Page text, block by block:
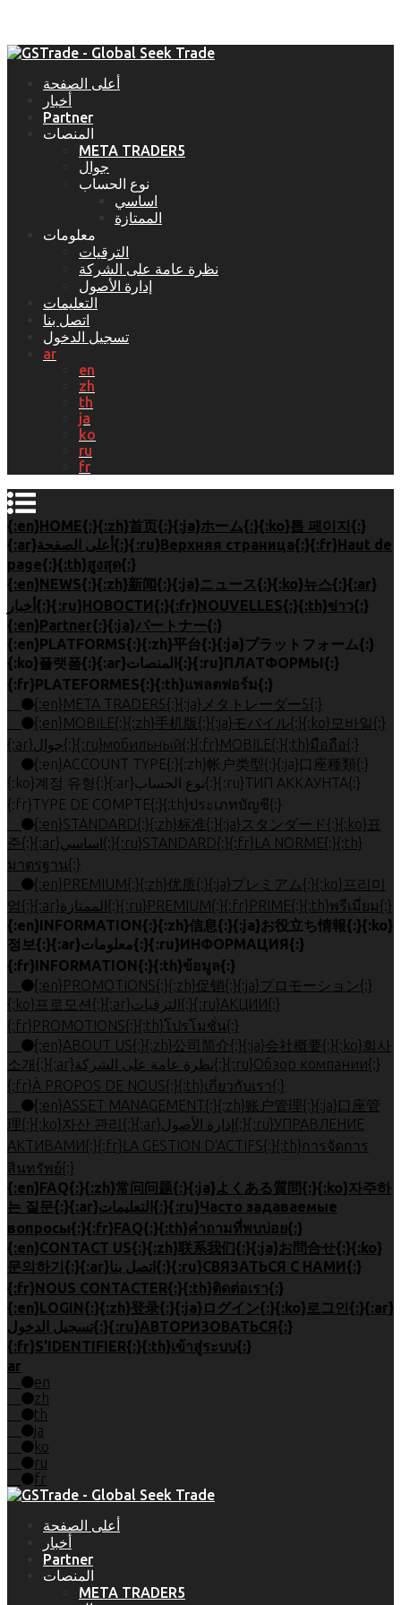
أعلى الصفحة
أخبار
Partner
المنصات
META TRADER5
جوال
نوع الحساب
اساسي
الممتازة
معلومات
الترقيات
نظرة عامة على الشركة
إدارة الأصول
التعليمات
اتصل بنا
تسجيل الدخول
ar
en
zh
th
ja
ko
ru
fr
{:en}HOME{:}{:zh}首页{:}{:ja}ホーム{:}{:ko}톱 페이지{:}
{:ar}أعلى الصفحة{:}{:ru}Верхняя страница{:}{:fr}Haut de
page{:}{:th}สูงสุด{:}
{:en}NEWS{:}{:zh}新闻{:}{:ja}ニュース{:}{:ko}뉴스{:}{:ar}
أخبار{:}{:ru}НОВОСТИ{:}{:fr}NOUVELLES{:}{:th}ข่าว{:}
{:en}Partner{:}{:ja}パートナー{:}
{:en}PLATFORMS{:}{:zh}平台{:}{:ja}プラットフォーム{:}
{:ko}플랫폼{:}{:ar}المنصات{:}{:ru}ПЛАТФОРМЫ{:}
{:fr}PLATEFORMES{:}{:th}แพลตฟอร์ม{:}
{:en}META TRADER5{:}{:ja}メタトレーダー5{:}
{:en}MOBILE{:}{:zh}手机版{:}{:ja}モバイル{:}{:ko}모바일{:}
{:ar}جوال{:}{:ru}мобильный{:}{:fr}MOBILE{:}{:th}มือถือ{:}
{:en}ACCOUNT TYPE{:}{:zh}帐户类型{:}{:ja}口座種類{:}
{:ko}계정 유형{:}{:ar}نوع الحساب{:}{:ru}ТИП АККАУНТА{:}
{:fr}TYPE DE COMPTE{:}{:th}ประเภทบัญชี{:}
{:en}STANDARD{:}{:zh}标准{:}{:ja}スタンダード{:}{:ko}표
준{:}{:ar}اساسي{:}{:ru}STANDARD{:}{:fr}LA NORME{:}{:th}
มาตรฐาน{:}
{:en}PREMIUM{:}{:zh}优质{:}{:ja}プレミアム{:}{:ko}프리미
엄{:}{:ar}الممتازة{:}{:ru}PREMIUM{:}{:fr}PRIME{:}{:th}พรีเมี่ยม{:}
{:en}INFORMATION{:}{:zh}信息{:}{:ja}お役立ち情報{:}{:ko}
정보{:}{:ar}معلومات{:}{:ru}ИНФОРМАЦИЯ{:}
{:fr}INFORMATION{:}{:th}ข้อมูล{:}
{:en}PROMOTIONS{:}{:zh}促销{:}{:ja}プロモーション{:}
{:ko}프로모션{:}{:ar}الترقيات{:}{:ru}АКЦИИ{:}
{:fr}PROMOTIONS{:}{:th}โปรโมชั่น{:}
{:en}ABOUT US{:}{:zh}公司简介{:}{:ja}会社概要{:}{:ko}회사
소개{:}{:ar}نظرة عامة على الشركة{:}{:ru}Обзор компании{:}
{:fr}À PROPOS DE NOUS{:}{:th}เกี่ยวกับเรา{:}
{:en}ASSET MANAGEMENT{:}{:zh}账户管理{:}{:ja}口座管
理{:}{:ko}자산 관리{:}{:ar}إدارة الأصول{:}{:ru}УПРАВЛЕНИЕ
АКТИВАМИ{:}{:fr}LA GESTION D'ACTIFS{:}{:th}การจัดการ
สินทรัพย์{:}
{:en}FAQ{:}{:zh}常问问题{:}{:ja}よくある質問{:}{:ko}자주하
는 질문{:}{:ar}التعليمات{:}{:ru}Часто задаваемые
вопросы{:}{:fr}FAQ{:}{:th}คำถามที่พบบ่อย{:}
{:en}CONTACT US{:}{:zh}联系我们{:}{:ja}お問合せ{:}{:ko}
문의하기{:}{:ar}اتصل بنا{:}{:ru}СВЯЗАТЬСЯ С НАМИ{:}
{:fr}NOUS CONTACTER{:}{:th}ติดต่อเรา{:}
{:en}LOGIN{:}{:zh}登录{:}{:ja}ログイン{:}{:ko}로그인{:}{:ar}
تسجيل الدخول{:}{:ru}АВТОРИЗОВАТЬСЯ{:}
{:fr}S'IDENTIFIER{:}{:th}เข้าสู่ระบบ{:}
ar
en
zh
th
ja
ko
ru
fr
أعلى الصفحة
أخبار
Partner
المنصات
META TRADER5